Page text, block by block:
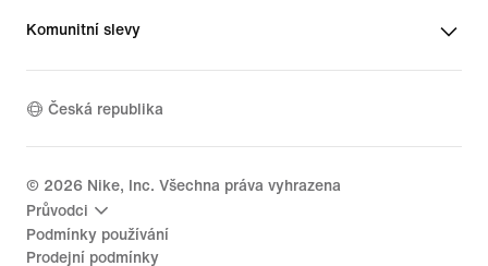
Komunitní slevy
Česká republika
© 2026 Nike, Inc. Všechna práva vyhrazena
Průvodci
Podmínky používání
Prodejní podmínky